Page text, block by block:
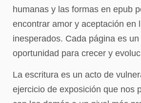
humanas y las formas en epub
encontrar amor y aceptación en
inesperados. Cada página es
oportunidad para crecer y
La escritura es un acto de
ejercicio de exposición que nos